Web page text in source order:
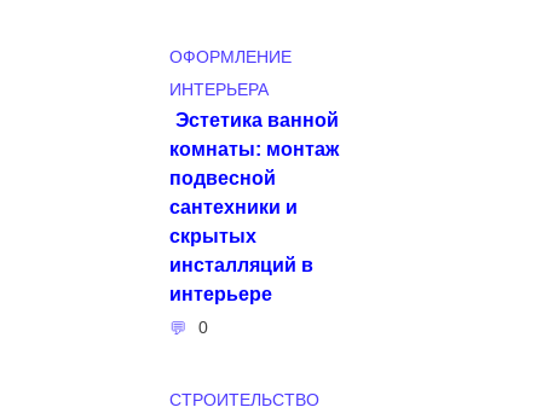
ОФОРМЛЕНИЕ
ИНТЕРЬЕРА
Эстетика ванной
комнаты: монтаж
подвесной
сантехники и
скрытых
инсталляций в
интерьере
0
СТРОИТЕЛЬСТВО